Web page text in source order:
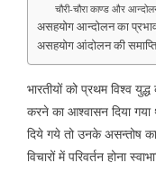
चौरी-चौरा काण्ड और
असहयोग आन्दोलन का
असहयोग आंदोलन की
भारतीयों को प्रथम विश्व
करने का आश्वासन दिया
दिये गये तो उनके असन्तोष
विचारों में परिवर्तन होना